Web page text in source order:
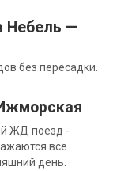
Небель —
без пересадки.
ЖД поезд -
все
день.